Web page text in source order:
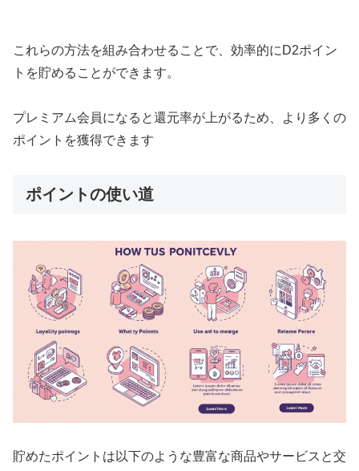
これらの方法を組み合わせることで、効率的にD2ポイン
トを貯めることができます。
プレミアム会員になると還元率が上がるため、より多くの
ポイントを獲得できます
ポイントの使い道
貯めたポイントは以下のような豊富な商品やサービスと交